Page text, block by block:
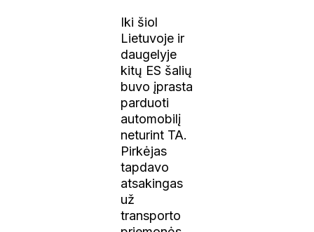
Iki šiol
Lietuvoje ir
daugelyje
kitų ES šalių
buvo įprasta
parduoti
automobilį
neturint TA.
Pirkėjas
tapdavo
atsakingas
už
transporto